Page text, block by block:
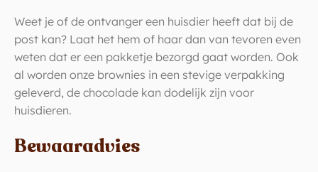
Weet je of de ontvanger een huisdier heeft dat bij de
post kan? Laat het hem of haar dan van tevoren even
weten dat er een pakketje bezorgd gaat worden. Ook
al worden onze brownies in een stevige verpakking
geleverd, de chocolade kan dodelijk zijn voor
huisdieren.
Bewaaradvies